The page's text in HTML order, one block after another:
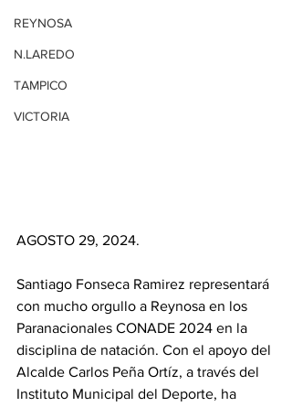
REYNOSA
N.LAREDO
TAMPICO
VICTORIA
AGOSTO 29, 2024.
Santiago Fonseca Ramirez representará
con mucho orgullo a Reynosa en los
Paranacionales CONADE 2024 en la
disciplina de natación. Con el apoyo del
Alcalde Carlos Peña Ortíz, a través del
Instituto Municipal del Deporte, ha